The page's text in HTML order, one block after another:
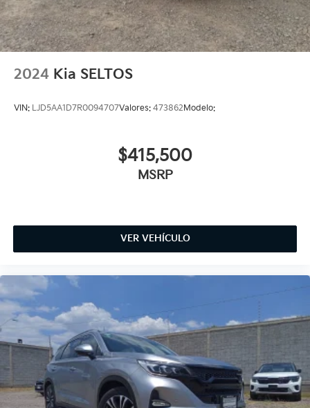
2024 Kia SELTOS
VIN: LJD5AA1D7R0094707Valores: 473862 Modelo:
$415,500
MSRP
VER VEHÍCULO